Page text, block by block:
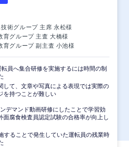
術グループ 主席 永松様
育グループ 主査 大橋様
育グループ 副主査 小池様
員へ集合研修を実施するには時間の制
して、文章や写真による表現では実際の
を持つことが難しい
デマンド動画研修にしたことで学習効
面腐食検査員認定試験の合格率が向上し
することで発生していた運転員の残業時